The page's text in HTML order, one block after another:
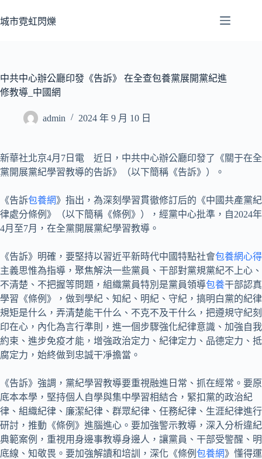
至
容
城市霓虹閃爍
中共中心辦公廳印發《告訴》 在全查包養黨展開黨紀進
修教導_中國網
admin 2024 年 9 月 10 日
新華社北京4月7日電 近日，中共中心辦公廳印發了《關于在全
黨開展黨紀學習教導的告訴》（以下簡稱《告訴》）。
《告訴包養網》指出，為深刻學習貫徹修訂后的《中國共產黨紀
律處分條例》（以下簡稱《條例》），經黨中心批準，自2024年
4月至7月，在全黨開展黨紀學習教導。
《告訴》明確，要堅持以習近平新時代中國特點社會包養網心得
主義思惟為指導，聚焦解決一些黨員、干部對黨規黨紀不上心、
不清楚、不把握等問題，組織黨員特別是黨員領導包養干部認真
學習《條例》，做到學紀、知紀、明紀、守紀，搞明白黨的紀律
規矩是什么，弄清楚能干什么、不克不及干什么，把遵規守紀刻
印在心，內化為言行準則，進一個步驟強化紀律意識、加強自我
約束、進步免疫才能，增強政治定力、紀律定力、品德定力、抵
腐定力，始終做到忠誠干凈擔當。
《告訴》強調，黨紀學習教導要重視融進日常、抓在經常。要原
底本本學，堅持個人自學與集中學習相結合，緊扣黨的政治紀
律、組織紀律、廉潔紀律、群眾紀律、任務紀律、生涯紀律進行
研討，推動《條例》進腦進心。要加強警示教導，深入分析違紀
典範案例，重視用身邊事教導身邊人，讓黨員、干部受警醒、明
底線、知敬畏。要加強解讀和培訓，深化《條例 包養網》懂得運